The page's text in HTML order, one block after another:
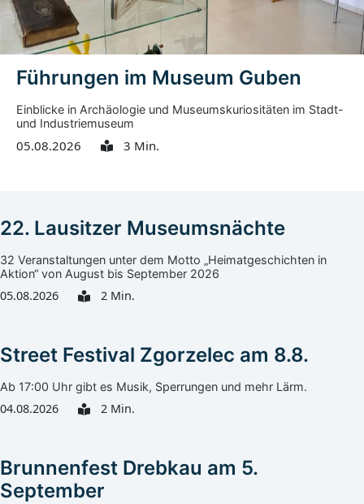
Führungen im Museum Guben
Einblicke in Archäologie und Museumskuriositäten im Stadt-
und Industriemuseum
05.08.2026 3 Min.
22. Lausitzer Museumsnächte
32 Veranstaltungen unter dem Motto „Heimatgeschichten in
Aktion“ von August bis September 2026
05.08.2026 2 Min.
Street Festival Zgorzelec am 8.8.
Ab 17:00 Uhr gibt es Musik, Sperrungen und mehr Lärm.
04.08.2026 2 Min.
Brunnenfest Drebkau am 5.
September